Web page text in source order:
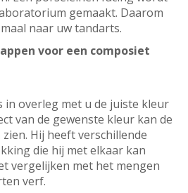
gemaakt. Daarom
naar uw tandarts.
voor een composiet
in overleg met u de juiste kleur
van de gewenste kleur kan de
Hij heeft verschillende
die hij met elkaar kan
vergelijken met het mengen
verf.